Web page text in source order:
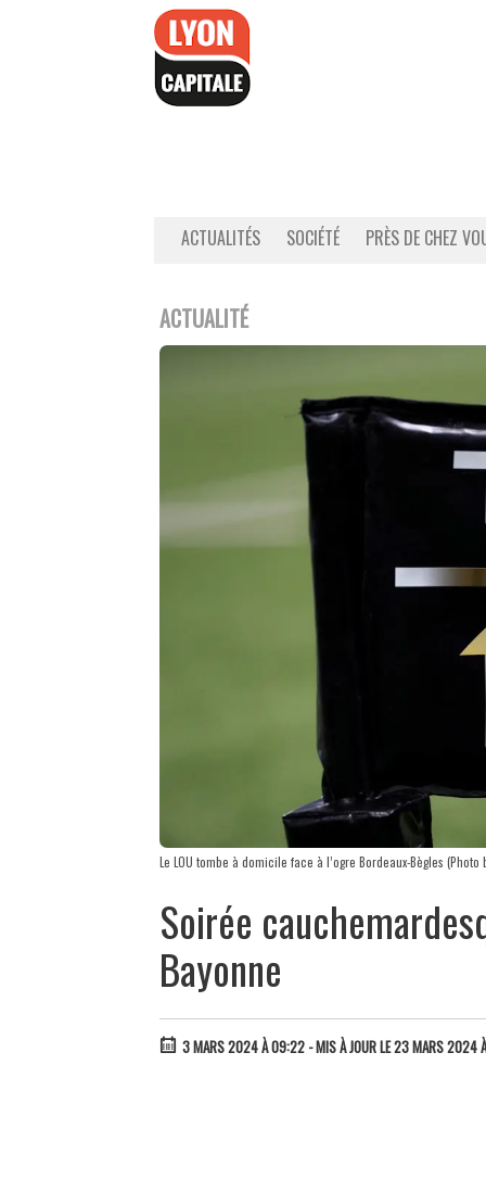
ACTUALITÉS SOCIÉTÉ PRÈS DE CHEZ
ACTUALITÉ
Le LOU tombe à domicile face à l’ogre Bordeaux-Bègles (Photo
Soirée
Bayonne
3 MARS 2024 À 09:22 - MIS À JOUR LE 23 MARS 2024